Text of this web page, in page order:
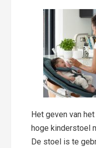
Het geven van
hoge kinderstoel
De stoel is te